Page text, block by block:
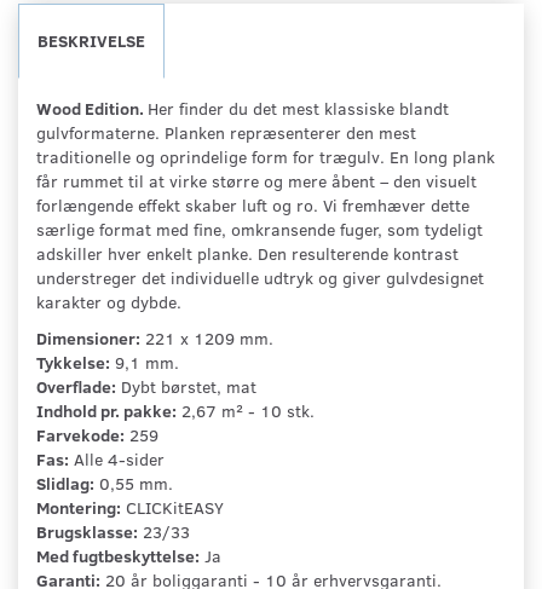
BESKRIVELSE
Wood Edition. Her finder du det mest klassiske blandt
gulvformaterne. Planken repræsenterer den mest
traditionelle og oprindelige form for trægulv. En long plank
får rummet til at virke større og mere åbent – den visuelt
forlængende effekt skaber luft og ro. Vi fremhæver dette
særlige format med fine, omkransende fuger, som tydeligt
adskiller hver enkelt planke. Den resulterende kontrast
understreger det individuelle udtryk og giver gulvdesignet
karakter og dybde.
Dimensioner: 221 x 1209 mm.
Tykkelse: 9,1 mm.
Overflade: Dybt børstet, mat
Indhold pr. pakke: 2,67 m² - 10 stk.
Farvekode: 259
Fas: Alle 4-sider
Slidlag: 0,55 mm.
Montering: CLICKitEASY
Brugsklasse: 23/33
Med fugtbeskyttelse: Ja
Garanti: 20 år boliggaranti - 10 år erhvervsgaranti.